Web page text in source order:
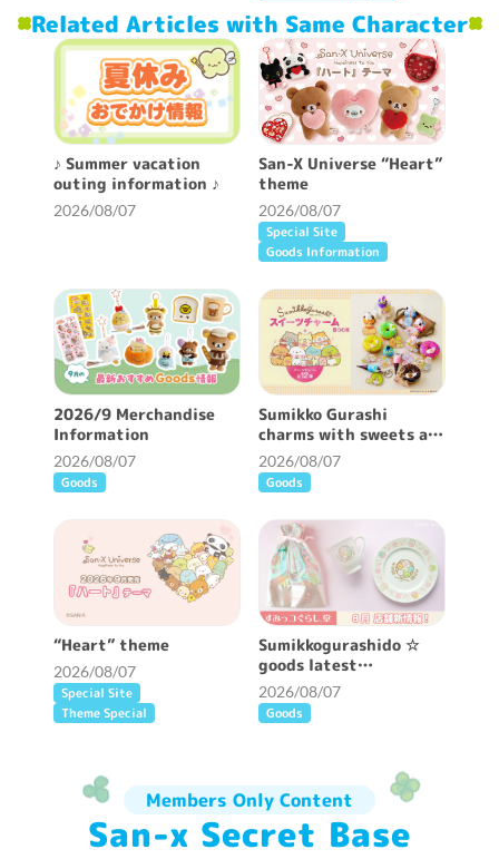
Related Articles with Same Character
♪ Summer vacation
outing information ♪
2026/08/07
San-X Universe “Heart”
theme
2026/08/07
Special Site
Goods Information
2026/9 Merchandise
Information
2026/08/07
Goods
Sumikko Gurashi
charms with sweets are
now available ♪
2026/08/07
Goods
“Heart” theme
2026/08/07
Special Site
Theme Special
Sumikkogurashido ☆
goods latest
information ♪
2026/08/07
Goods
Members Only Content
San-x Secret Base